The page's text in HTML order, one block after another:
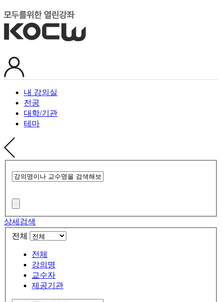
내 강의실
전공
대학/기관
테마
상세검색
전체
전체
강의명
교수자
제공기관